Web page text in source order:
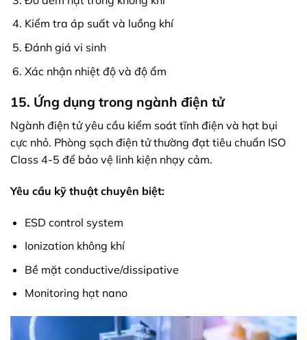
Kiểm tra áp suất và luồng khí
Đánh giá vi sinh
Xác nhận nhiệt độ và độ ẩm
15. Ứng dụng trong ngành điện tử
Ngành điện tử yêu cầu kiểm soát tĩnh điện và hạt bụi
cực nhỏ. Phòng sạch điện tử thường đạt tiêu chuẩn ISO
Class 4-5 để bảo vệ linh kiện nhạy cảm.
Yêu cầu kỹ thuật chuyên biệt:
ESD control system
Ionization không khí
Bề mặt conductive/dissipative
Monitoring hạt nano